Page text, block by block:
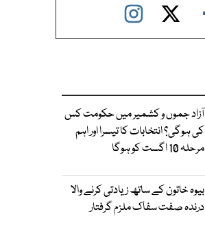
آزاد جموں و کشمیر میں حکومت کس
کی ہوگی؟ انتخابات کا تیسرا اور اہم
مرحلہ 10 اگست کو ہوگا
بیوہ خاتون کے ساتھ زیادتی کرنے والا
درندہ صفت سفاک ملزم گرفتار